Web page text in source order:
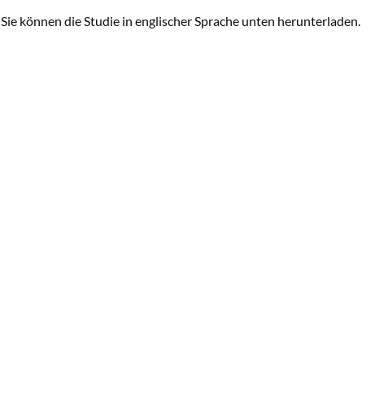
Sie können die Studie in englischer Sprache unten herunterladen.